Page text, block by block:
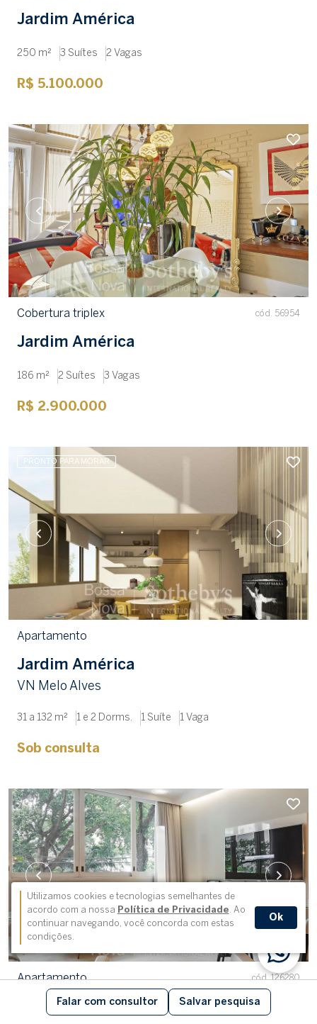
Utilizamos cookies e tecnologias semelhantes de
acordo com a nossa Política de Privacidade. Ao
continuar navegando, você concorda com estas
condições.
Ok
Jardim América
250 m² 3 Suítes 2 Vagas
R$ 5.100.000
Cobertura triplex cód. 56954
Jardim América
186 m² 2 Suítes 3 Vagas
R$ 2.900.000
PRONTO PARA MORAR
Apartamento
Jardim América
VN Melo Alves
31 a 132 m² 1 e 2 Dorms. 1 Suíte 1 Vaga
Sob consulta
Apartamento cód. 126280
Jardim América
Falar com consultor Salvar pesquisa